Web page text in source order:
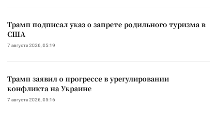
Трамп подписал указ о запрете родильного туризма в
США
7 августа 2026, 05:19
Трамп заявил о прогрессе в урегулировании
конфликта на Украине
7 августа 2026, 05:16